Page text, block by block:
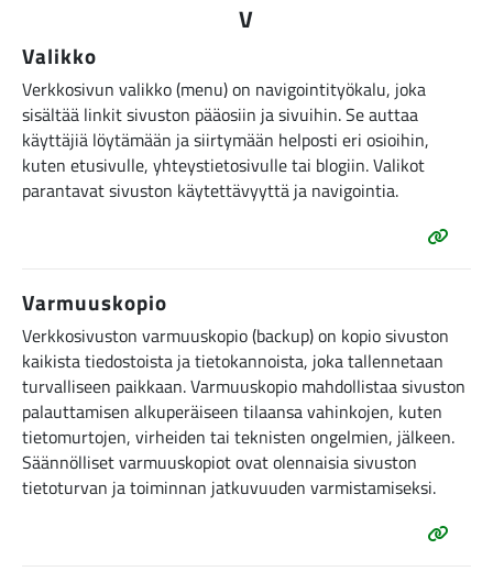
V
Valikko
Verkkosivun valikko (menu) on navigointityökalu, joka
sisältää linkit sivuston pääosiin ja sivuihin. Se auttaa
käyttäjiä löytämään ja siirtymään helposti eri osioihin,
kuten etusivulle, yhteystietosivulle tai blogiin. Valikot
parantavat sivuston käytettävyyttä ja navigointia.
Varmuuskopio
Verkkosivuston varmuuskopio (backup) on kopio sivuston
kaikista tiedostoista ja tietokannoista, joka tallennetaan
turvalliseen paikkaan. Varmuuskopio mahdollistaa sivuston
palauttamisen alkuperäiseen tilaansa vahinkojen, kuten
tietomurtojen, virheiden tai teknisten ongelmien, jälkeen.
Säännölliset varmuuskopiot ovat olennaisia sivuston
tietoturvan ja toiminnan jatkuvuuden varmistamiseksi.